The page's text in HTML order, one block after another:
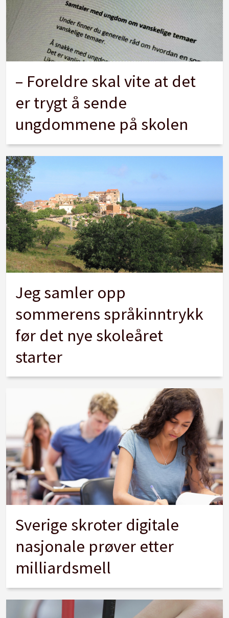
– Foreldre skal vite at det
er trygt å sende
ungdommene på skolen
Jeg samler opp
sommerens språkinntrykk
før det nye skoleåret
starter
Sverige skroter digitale
nasjonale prøver etter
milliardsmell